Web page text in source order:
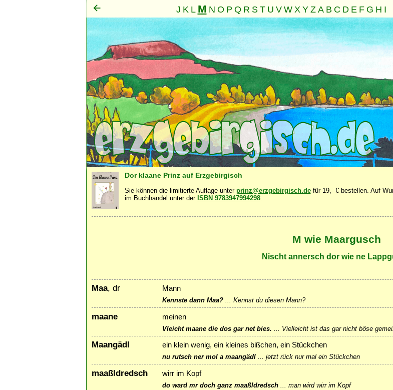
J K L M N O P Q R S T U V W X Y Z A B C D E F G H I
Mensch · Seele·Geist ·Familie·Gemeinschaft·
Dor klaane Prinz auf Erzgebirgisch
Sie können die limitierte Auflage unter prinz@erzgebirgisch.defür 19,- € bestellen. Auf
im Buchhandel unter der ISBN 9783947994298.
M wie Maargusch
Nischt annersch dor wie ne
Maa, dr Mann
Kennste dann Maa?... Kennst du diesen Mann?
maane meinen
Vleicht maane die dos gar net bies. Vielleicht ist das gar nicht böse
Maangädl ein klein wenig, ein kleines bißchen, ein Stückchen
nu rutsch ner mol a maangädl... jetzt rück nur mal ein Stückchen
maaßldredsch wirr im Kopf
do ward mr doch ganz maaßldredsch... man wird wirr im Kopf